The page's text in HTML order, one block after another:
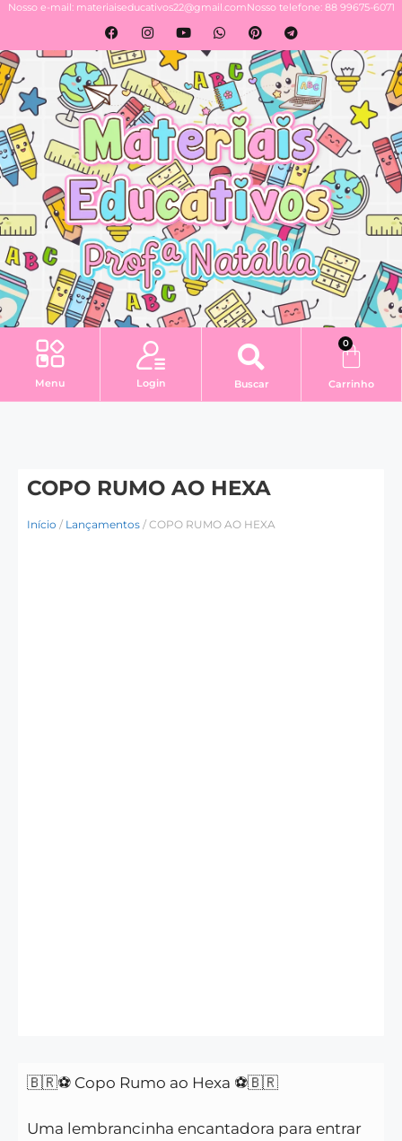
Nosso e-mail: materiaiseducativos22@gmail.comNosso telefone: 88 99675-6071
Menu Login Buscar
0
Carrinho
COPO RUMO AO HEXA
Início / Lançamentos / COPO RUMO AO HEXA
🇧🇷⚽ Copo Rumo ao Hexa ⚽🇧🇷
Uma lembrancinha encantadora para entrar